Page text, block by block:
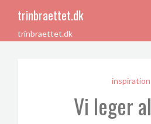
trinbraettet.dk
trinbraettet.dk
inspiration
Vi leger